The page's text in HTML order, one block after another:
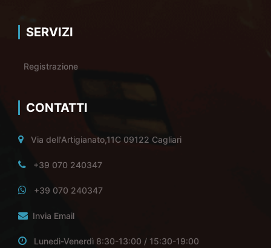
SERVIZI
Registrazione
CONTATTI
Via dell'Artigianato,11C 09122 Cagliari
+39 070 240347
+39 070 240347
Invia Email
Lunedì-Venerdì 8:30-13:00 / 15:30-19:00